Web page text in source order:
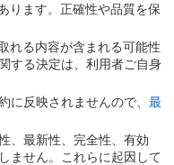
ります。正確性や品質を保
れる内容が含まれる可能性
する決定は、利用者ご自身
に反映されませんので、 最
、最新性、完全性、有効
ません。これらに起因して